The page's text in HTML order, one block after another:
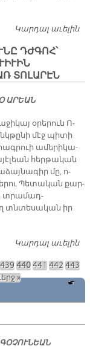
Կարդալ աւելին
ԴԺԳՈՀ՝
ՏՈԼԱՐԷՆ
ԱՐԵԱՆ
օ­րե­րուն Ո­
մէջ պի­տի
ա­մե­րի­կա-
հեր­թա­կան
մը, ո­
Պե­տա­կան քար­
տրա­մադ­
տնտե­սա­կան իր
Կարդալ աւելին
439440441 442443
»